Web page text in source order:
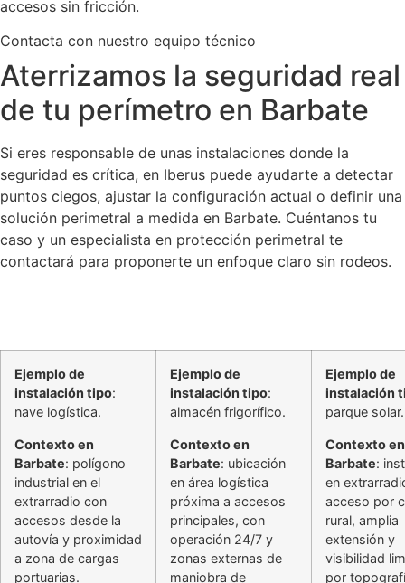
accesos sin fricción.
Contacta con nuestro equipo técnico
Aterrizamos la seguridad real
de tu perímetro en Barbate
Si eres responsable de unas instalaciones donde la
seguridad es crítica, en Iberus puede ayudarte a detectar
puntos ciegos, ajustar la configuración actual o definir una
solución perimetral a medida en Barbate. Cuéntanos tu
caso y un especialista en protección perimetral te
contactará para proponerte un enfoque claro sin rodeos.
Ejemplo de
instalación tipo:
nave logística.
Contexto en
Barbate: polígono
industrial en el
extrarradio con
accesos desde la
autovía y proximidad
a zona de cargas
portuarias.
Ejemplo de
instalación tipo:
almacén frigorífico.
Contexto en
Barbate: ubicación
en área logística
próxima a accesos
principales, con
operación 24/7 y
zonas externas de
maniobra de
Ejemplo de
instalación
parque solar.
Contexto en
Barbate:
en
acceso por
rural, amplia
extensión y
visibilidad
por